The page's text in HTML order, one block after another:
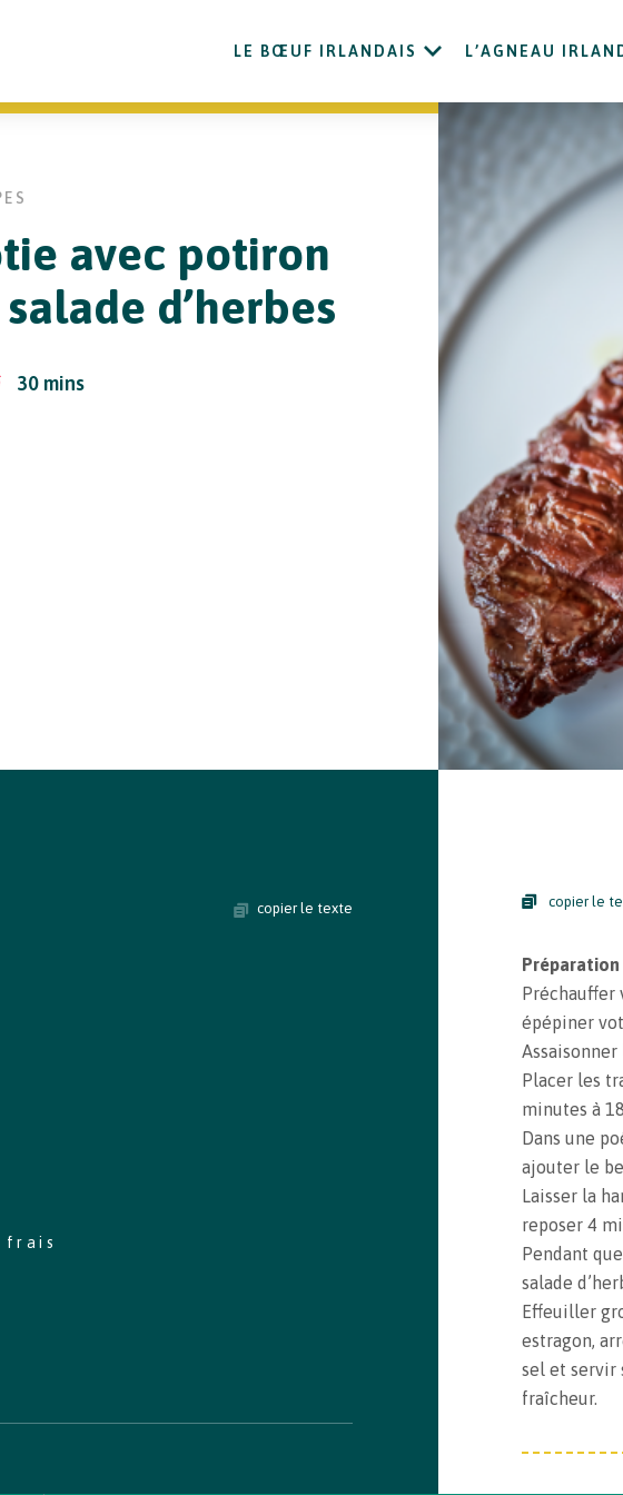
LE BŒUF IRLANDAIS L’AGNEAU
avec potiron
d’herbes
30 mins
copier le texte
frais
copier le
Préparation
Préchauffer
épépiner
Placer les
minutes à
Dans une
ajouter le
Laisser la
reposer 4
Pendant
salade
Effeuiller
estragon,
sel et servir
fraîcheur.
Recipe saved!
Congrats! You just saved a recipe. You can
saved recipes by visiting your bookmarks